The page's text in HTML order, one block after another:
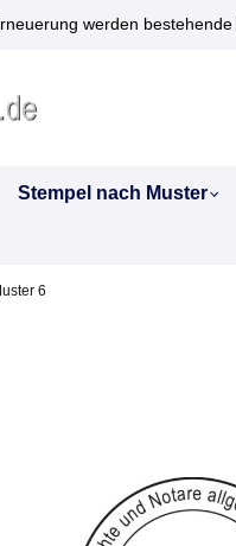
werden
Stempel nach Muster
6